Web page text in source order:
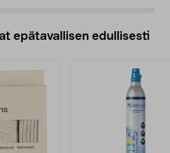
epätavallisen edullisesti